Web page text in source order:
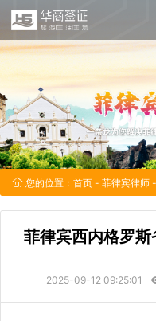
您的位置： 首页 - 菲律宾律师
菲律宾西内格罗
2025-09-12 09:25:01